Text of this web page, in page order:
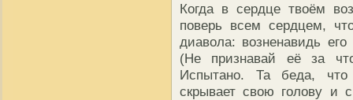
Когда в сердце твоём
поверь всем сердцем,
диавола: возненавидь
(Не признавай её за
Испытано. Та беда,
скрывает свою голову и